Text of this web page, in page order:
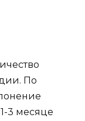
По
3 месяце